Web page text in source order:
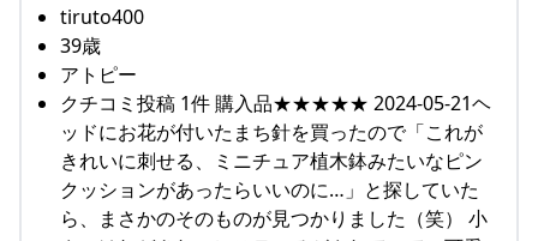
tiruto400
39歳
アトピー
クチコミ投稿 1件 購入品★★★★★ 2024-05-21ヘ
ッドにお花が付いたまち針を買ったので「これが
きれいに刺せる、ミニチュア植木鉢みたいなピン
クッションがあったらいいのに…」と探していた
ら、まさかのそのものが見つかりました（笑） 小